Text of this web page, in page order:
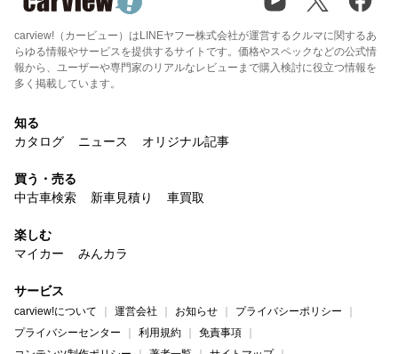
carview!（カービュー）はLINEヤフー株式会社が運営するクルマに関するあ
らゆる情報やサービスを提供するサイトです。価格やスペックなどの公式情
報から、ユーザーや専門家のリアルなレビューまで購入検討に役立つ情報を
多く掲載しています。
知る
カタログ
ニュース オリジナル記事
買う・売る
中古車検索
新車見積り 車買取
楽しむ
マイカー
みんカラ
サービス
carview!について 運営会社 お知らせ
プライバシーポリシー
プライバシーセンター
利用規約
免責事項